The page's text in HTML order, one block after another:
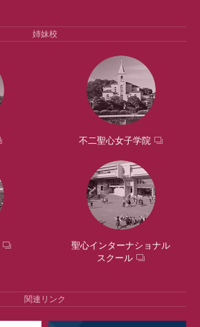
姉妹校
不二聖心女子学院
聖心インターナショナル
スクール
関連リンク